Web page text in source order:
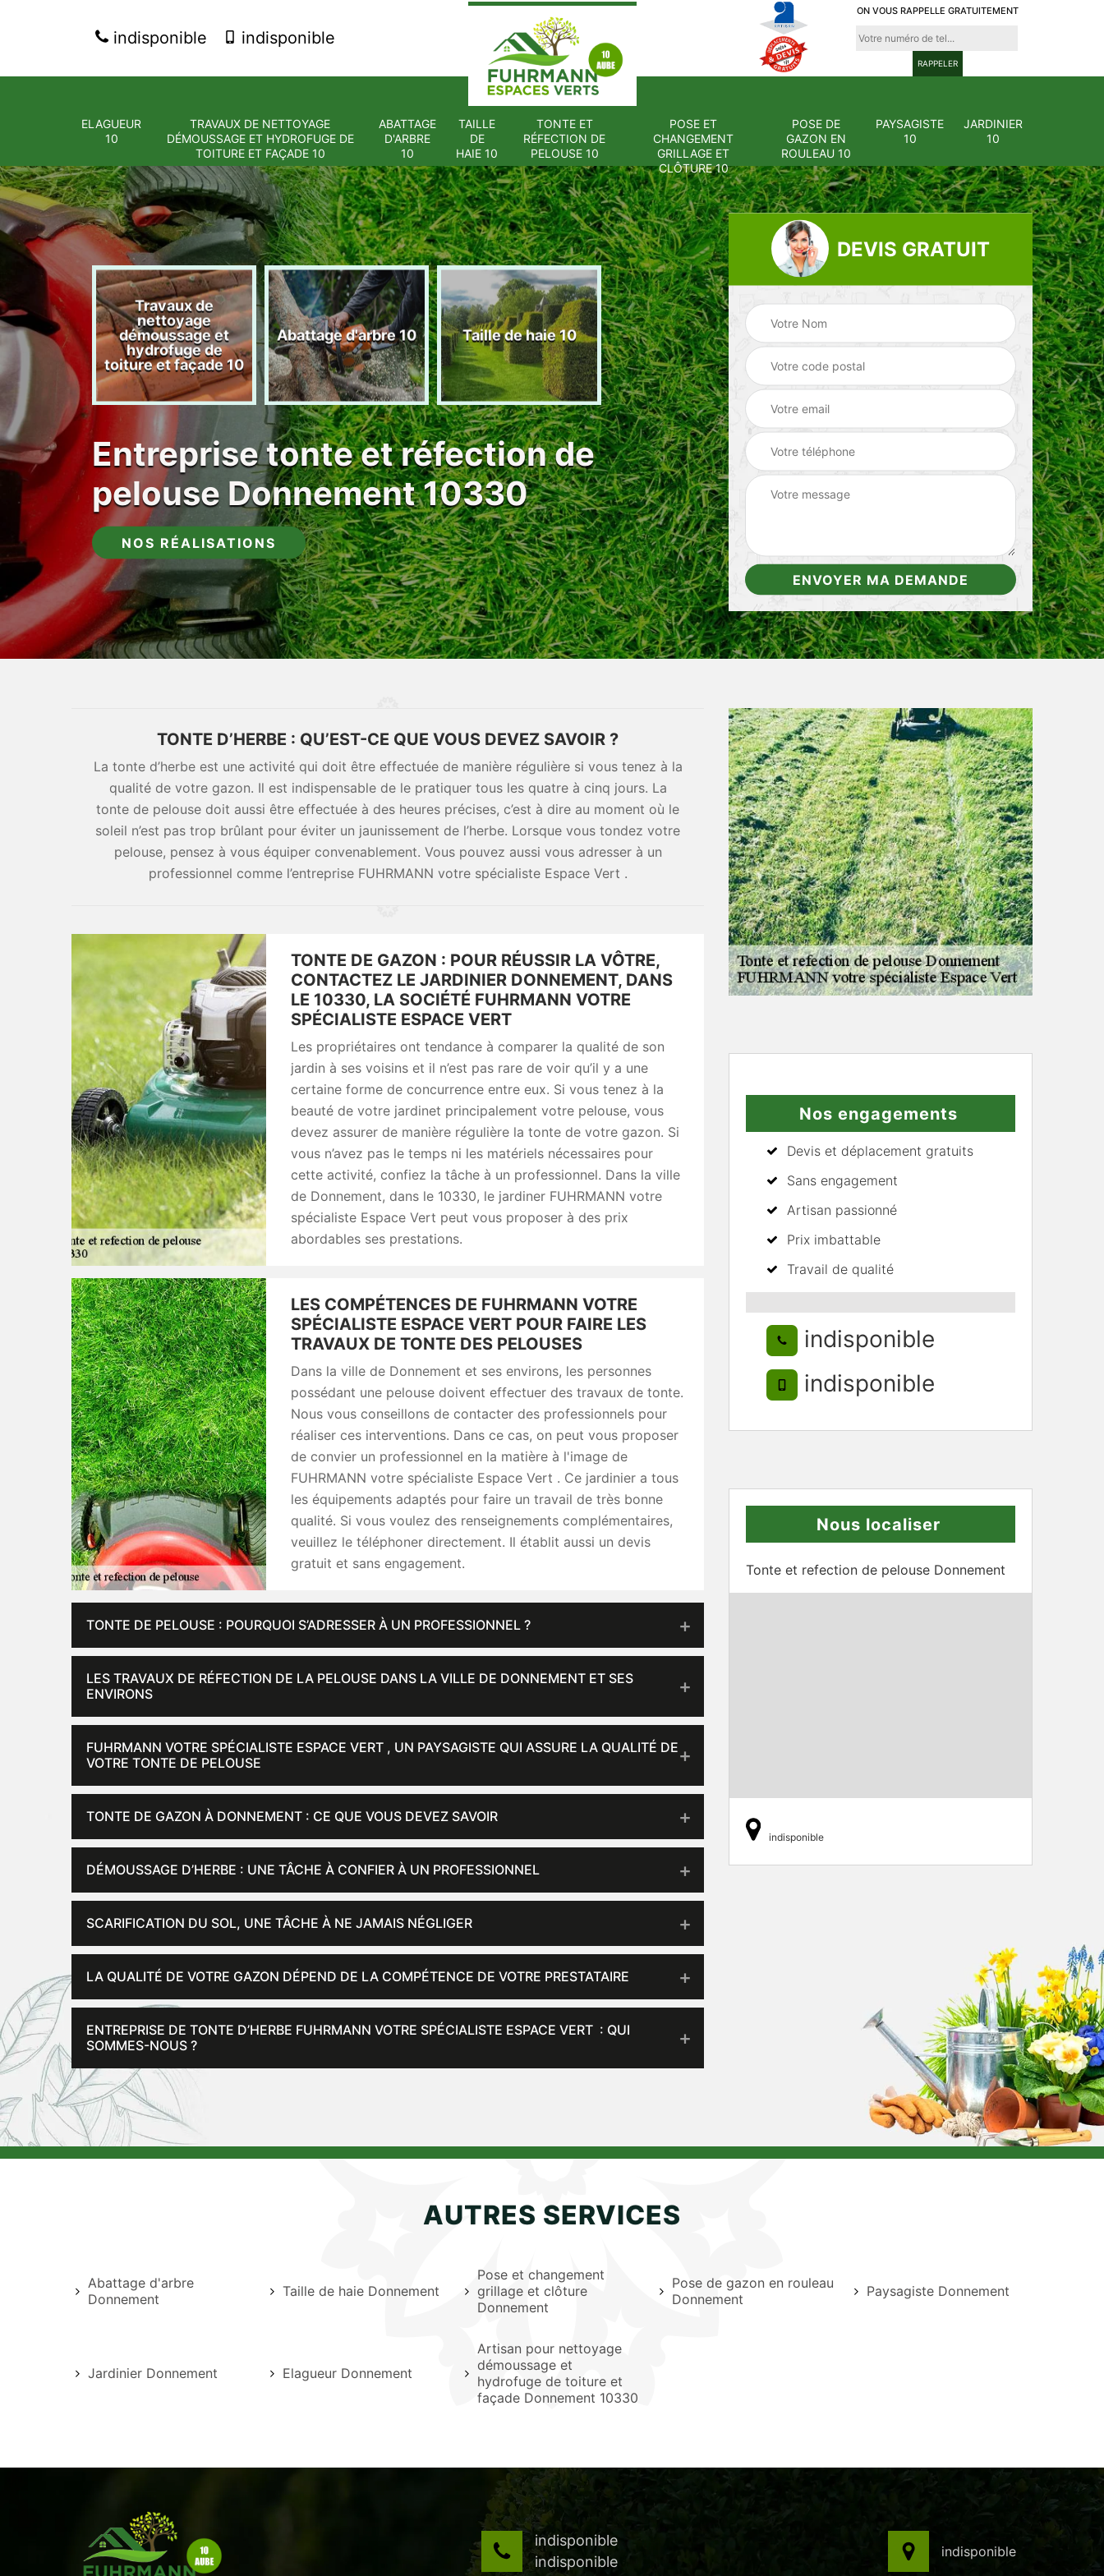
indisponible indisponible
ON VOUS RAPPELLE GRATUITEMENT
ELAGUEUR
10
TRAVAUX DE NETTOYAGE
DÉMOUSSAGE ET HYDROFUGE DE
TOITURE ET FAÇADE 10
ABATTAGE
D'ARBRE
10
TAILLE
DE
HAIE 10
TONTE ET
RÉFECTION DE
PELOUSE 10
POSE ET
CHANGEMENT
GRILLAGE ET
CLÔTURE 10
POSE DE
GAZON EN
ROULEAU 10
PAYSAGISTE
10
JARDINIER
10
10
Travaux de
nettoyage
démoussage et
hydrofuge de
toiture et façade 10
Abattage d'arbre 10 Taille de haie 10
Tonte et réfection
de pelouse 10
changement
grillage et clôture
10
Pose de gazon en
rouleau 10
Entreprise tonte et réfection de
pelouse Donnement 10330
NOS RÉALISATIONS
DEVIS GRATUIT
TONTE D’HERBE : QU’EST-CE QUE VOUS DEVEZ SAVOIR ?
La tonte d’herbe est une activité qui doit être effectuée de manière régulière si vous tenez à la
qualité de votre gazon. Il est indispensable de le pratiquer tous les quatre à cinq jours. La
tonte de pelouse doit aussi être effectuée à des heures précises, c’est à dire au moment où le
soleil n’est pas trop brûlant pour éviter un jaunissement de l’herbe. Lorsque vous tondez votre
pelouse, pensez à vous équiper convenablement. Vous pouvez aussi vous adresser à un
professionnel comme l’entreprise FUHRMANN votre spécialiste Espace Vert .
TONTE DE GAZON : POUR RÉUSSIR LA VÔTRE,
CONTACTEZ LE JARDINIER DONNEMENT, DANS
LE 10330, LA SOCIÉTÉ FUHRMANN VOTRE
SPÉCIALISTE ESPACE VERT
Les propriétaires ont tendance à comparer la qualité de son
jardin à ses voisins et il n’est pas rare de voir qu’il y a une
certaine forme de concurrence entre eux. Si vous tenez à la
beauté de votre jardinet principalement votre pelouse, vous
devez assurer de manière régulière la tonte de votre gazon. Si
vous n’avez pas le temps ni les matériels nécessaires pour
cette activité, confiez la tâche à un professionnel. Dans la ville
de Donnement, dans le 10330, le jardiner FUHRMANN votre
spécialiste Espace Vert peut vous proposer à des prix
abordables ses prestations.
LES COMPÉTENCES DE FUHRMANN VOTRE
SPÉCIALISTE ESPACE VERT POUR FAIRE LES
TRAVAUX DE TONTE DES PELOUSES
Dans la ville de Donnement et ses environs, les personnes
possédant une pelouse doivent effectuer des travaux de tonte.
Nous vous conseillons de contacter des professionnels pour
réaliser ces interventions. Dans ce cas, on peut vous proposer
de convier un professionnel en la matière à l'image de
FUHRMANN votre spécialiste Espace Vert . Ce jardinier a tous
les équipements adaptés pour faire un travail de très bonne
qualité. Si vous voulez des renseignements complémentaires,
veuillez le téléphoner directement. Il établit aussi un devis
gratuit et sans engagement.
TONTE DE PELOUSE : POURQUOI S’ADRESSER À UN PROFESSIONNEL ?
LES TRAVAUX DE RÉFECTION DE LA PELOUSE DANS LA VILLE DE DONNEMENT ET SES
ENVIRONS
FUHRMANN VOTRE SPÉCIALISTE ESPACE VERT , UN PAYSAGISTE QUI ASSURE LA QUALITÉ DE
VOTRE TONTE DE PELOUSE
TONTE DE GAZON À DONNEMENT : CE QUE VOUS DEVEZ SAVOIR
DÉMOUSSAGE D’HERBE : UNE TÂCHE À CONFIER À UN PROFESSIONNEL
SCARIFICATION DU SOL, UNE TÂCHE À NE JAMAIS NÉGLIGER
LA QUALITÉ DE VOTRE GAZON DÉPEND DE LA COMPÉTENCE DE VOTRE PRESTATAIRE
ENTREPRISE DE TONTE D’HERBE FUHRMANN VOTRE SPÉCIALISTE ESPACE VERT : QUI
SOMMES-NOUS ?
Nos engagements
Devis et déplacement gratuits
Sans engagement
Artisan passionné
Prix imbattable
Travail de qualité
indisponible
indisponible
Nous localiser
Tonte et refection de pelouse Donnement
indisponible
AUTRES SERVICES
Abattage d'arbre
Donnement
Taille de haie Donnement
Pose et changement
grillage et clôture
Donnement
Pose de gazon en rouleau
Donnement
Paysagiste Donnement
Jardinier Donnement Elagueur Donnement
Artisan pour nettoyage
démoussage et
hydrofuge de toiture et
façade Donnement 10330
indisponible
indisponible
indisponible